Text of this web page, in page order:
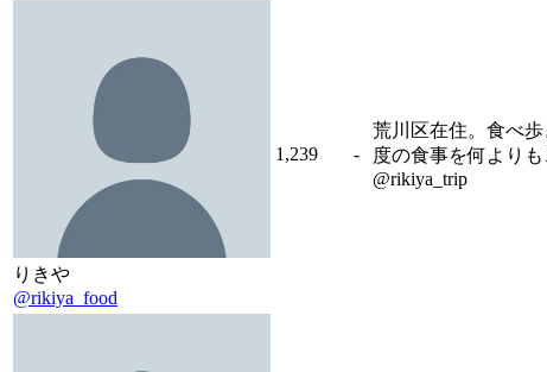
りきや
@rikiya_food
1,239 -
荒川区在住。食べ
度の食事を何より
@rikiya_trip